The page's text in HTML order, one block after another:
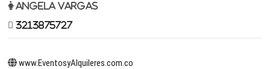
Angela Vargas
3213875727
www.EventosyAlquileres.com.co